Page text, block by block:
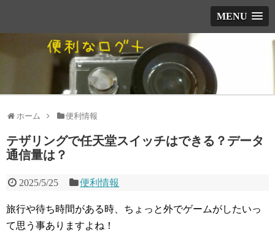
MENU
ホーム 便利情報
テザリングで任天堂スイッチはできる？データ
通信量は？
2025/5/25 便利情報
旅行や待ち時間がある時、ちょっと外でゲームがしたいっ
て思う事ありますよね！